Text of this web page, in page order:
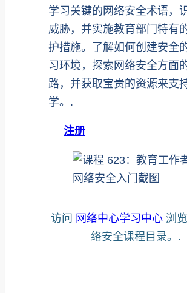
学习关键的网络安全术语，
威胁，并实施教育部门特有
护措施。了解如何创建安全
习环境，探索网络安全方面
路，并获取宝贵的资源来支
学。.
注册
访问 网络中心学习中心 浏
络安全课程目录。.